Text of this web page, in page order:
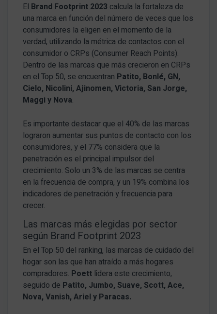
El Brand Footprint 2023 calcula la fortaleza de
una marca en función del número de veces que los
consumidores la eligen en el momento de la
verdad, utilizando la métrica de contactos con el
consumidor o CRPs (Consumer Reach Points).
Dentro de las marcas que más crecieron en CRPs
en el Top 50, se encuentran Patito, Bonlé, GN,
Cielo, Nicolini, Ajinomen, Victoria, San Jorge,
Maggi y Nova.
Es importante destacar que el 40% de las marcas
lograron aumentar sus puntos de contacto con los
consumidores, y el 77% considera que la
penetración es el principal impulsor del
crecimiento. Solo un 3% de las marcas se centra
en la frecuencia de compra, y un 19% combina los
indicadores de penetración y frecuencia para
crecer.
Las marcas más elegidas por sector
según Brand Footprint 2023
En el Top 50 del ranking, las marcas de cuidado del
hogar son las que han atraído a más hogares
compradores. Poett lidera este crecimiento,
seguido de Patito, Jumbo, Suave, Scott, Ace,
Nova, Vanish, Ariel y Paracas.